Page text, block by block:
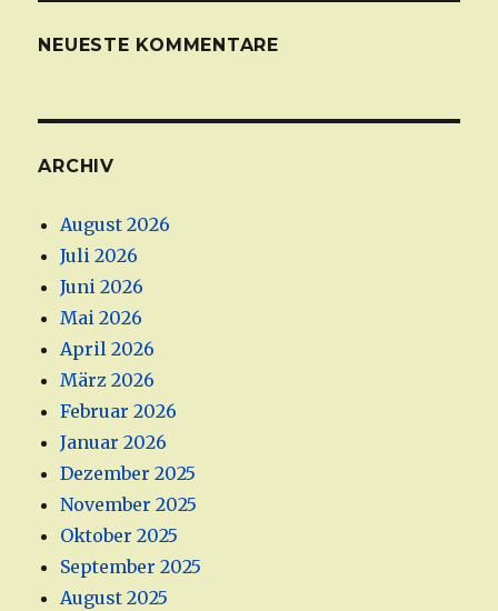
NEUESTE KOMMENTARE
ARCHIV
August 2026
Juli 2026
Juni 2026
Mai 2026
April 2026
März 2026
Februar 2026
Januar 2026
Dezember 2025
November 2025
Oktober 2025
September 2025
August 2025